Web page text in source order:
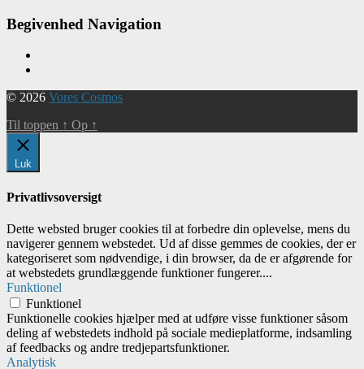
Begivenhed Navigation
© 2026 Vores Cosmos
Til toppen ↑ Op ↑
Luk
Privatlivsoversigt
Dette websted bruger cookies til at forbedre din oplevelse, mens du
navigerer gennem webstedet. Ud af disse gemmes de cookies, der er
kategoriseret som nødvendige, i din browser, da de er afgørende for
at webstedets grundlæggende funktioner fungerer....
Funktionel
Funktionel
Funktionelle cookies hjælper med at udføre visse funktioner såsom
deling af webstedets indhold på sociale medieplatforme, indsamling
af feedbacks og andre tredjepartsfunktioner.
Analytisk